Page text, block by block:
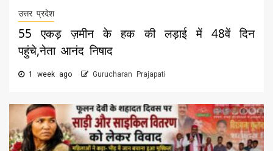
उत्तर प्रदेश
55 एकड़ ज़मीन के हक की लड़ाई में 48वें दिन
पहुंचे,नेता आनंद निषाद
1 week ago Gurucharan Prajapati